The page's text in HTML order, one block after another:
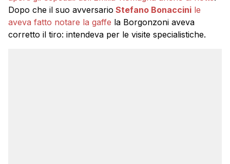
Dopo che il suo avversario Stefano Bonaccini le
aveva fatto notare la gaffe la Borgonzoni aveva
corretto il tiro: intendeva per le visite specialistiche.